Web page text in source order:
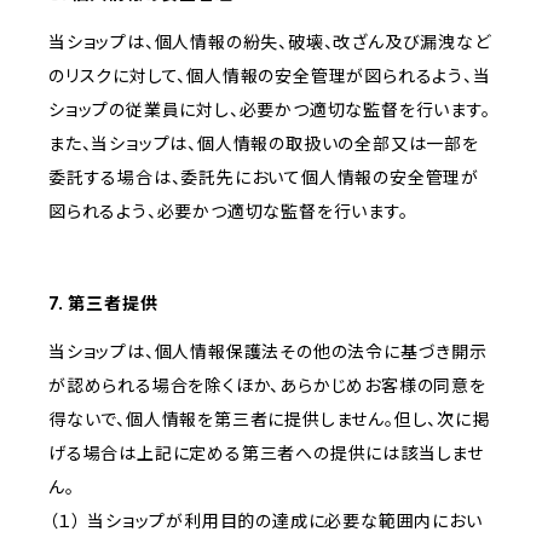
当ショップは、個人情報の紛失、破壊、改ざん及び漏洩など
のリスクに対して、個人情報の安全管理が図られるよう、当
ショップの従業員に対し、必要かつ適切な監督を行います。
また、当ショップは、個人情報の取扱いの全部又は一部を
委託する場合は、委託先において個人情報の安全管理が
図られるよう、必要かつ適切な監督を行います。
7. 第三者提供
当ショップは、個人情報保護法その他の法令に基づき開示
が認められる場合を除くほか、あらかじめお客様の同意を
得ないで、個人情報を第三者に提供しません。但し、次に掲
げる場合は上記に定める第三者への提供には該当しませ
ん。
（１） 当ショップが利用目的の達成に必要な範囲内におい